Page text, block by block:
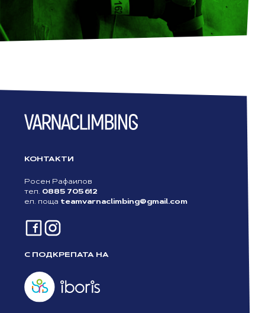
КОНТАКТИ
Росен Рафаилов
тел. 0885 705 612
ел. поща teamvarnaclimbing@gmail.com
С ПОДКРЕПАТА НА